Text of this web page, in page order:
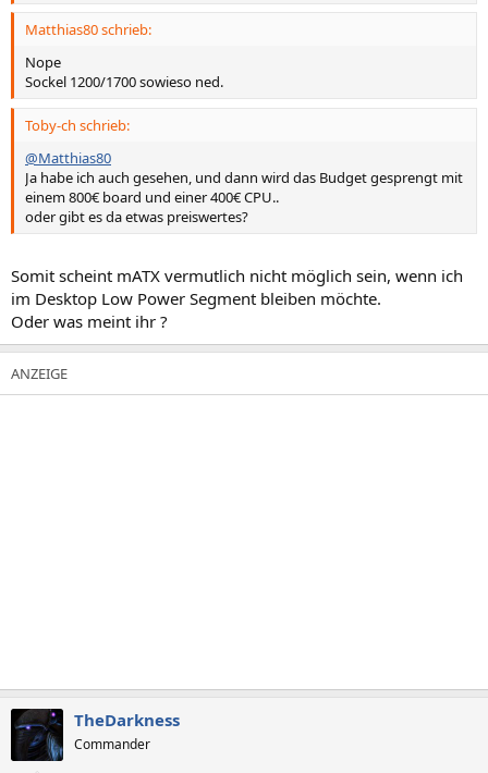
Matthias80 schrieb:
Nope
Sockel 1200/1700 sowieso ned.
Toby-ch schrieb:
@Matthias80
Ja habe ich auch gesehen, und dann wird das Budget gesprengt mit
einem 800€ board und einer 400€ CPU..
oder gibt es da etwas preiswertes?
Somit scheint mATX vermutlich nicht möglich sein, wenn ich
im Desktop Low Power Segment bleiben möchte.
Oder was meint ihr ?
TheDarkness
Commander